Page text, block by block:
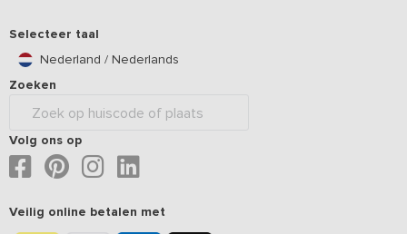
Selecteer taal
Nederland / Nederlands
Zoeken
Volg ons op
Veilig online betalen met